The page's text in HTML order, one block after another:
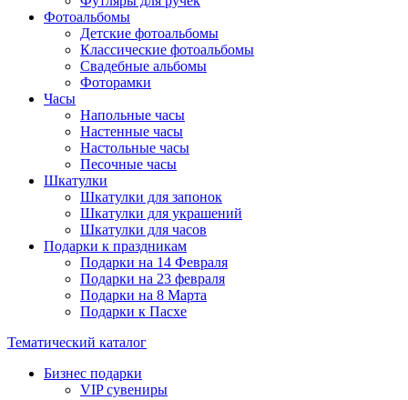
Фотоальбомы
Детские фотоальбомы
Классические фотоальбомы
Свадебные альбомы
Фоторамки
Часы
Напольные часы
Настенные часы
Настольные часы
Песочные часы
Шкатулки
Шкатулки для запонок
Шкатулки для украшений
Шкатулки для часов
Подарки к праздникам
Подарки на 14 Февраля
Подарки на 23 февраля
Подарки на 8 Марта
Подарки к Пасхе
Тематический каталог
Бизнес подарки
VIP сувениры